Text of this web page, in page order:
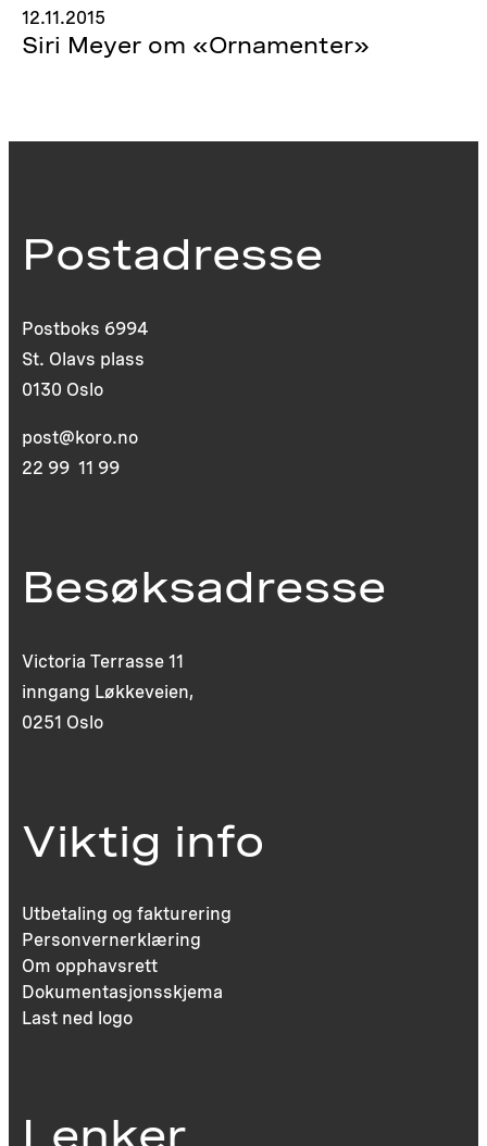
12.11.2015
Siri Meyer om «Ornamenter»
Postadresse
Postboks 6994
St. Olavs plass
0130 Oslo
post@koro.no
22 99 11 99
Besøksadresse
Victoria Terrasse 11
inngang Løkkeveien,
0251 Oslo
Viktig info
Utbetaling og fakturering
Personvernerklæring
Om opphavsrett
Dokumentasjonsskjema
Last ned logo
Lenker